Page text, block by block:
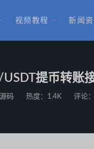
视频教程 新闻资
提币转账
码 热度：1.4K 评论：